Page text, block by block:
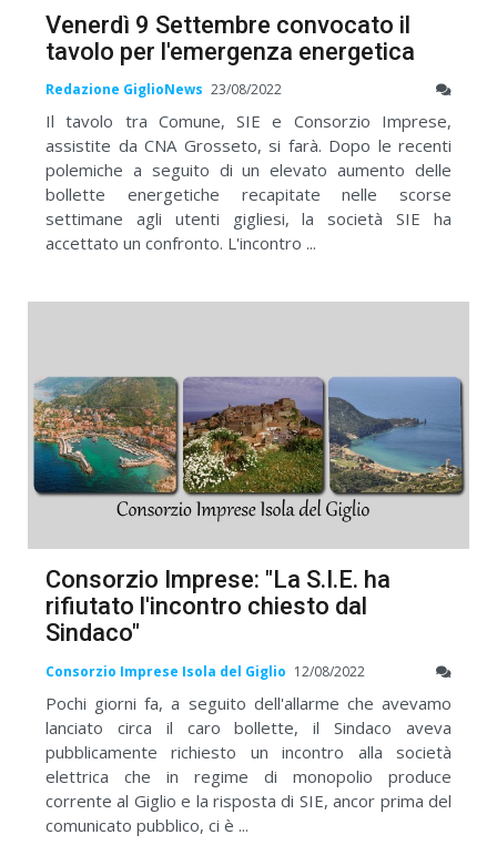
Venerdì 9 Settembre convocato il
tavolo per l'emergenza energetica
Redazione GiglioNews 23/08/2022
Il tavolo tra Comune, SIE e Consorzio Imprese,
assistite da CNA Grosseto, si farà. Dopo le recenti
polemiche a seguito di un elevato aumento delle
bollette energetiche recapitate nelle scorse
settimane agli utenti gigliesi, la società SIE ha
accettato un confronto. L'incontro ...
Consorzio Imprese: "La S.I.E. ha
rifiutato l'incontro chiesto dal
Sindaco"
Consorzio Imprese Isola del Giglio 12/08/2022
Pochi giorni fa, a seguito dell'allarme che avevamo
lanciato circa il caro bollette, il Sindaco aveva
pubblicamente richiesto un incontro alla società
elettrica che in regime di monopolio produce
corrente al Giglio e la risposta di SIE, ancor prima del
comunicato pubblico, ci è ...